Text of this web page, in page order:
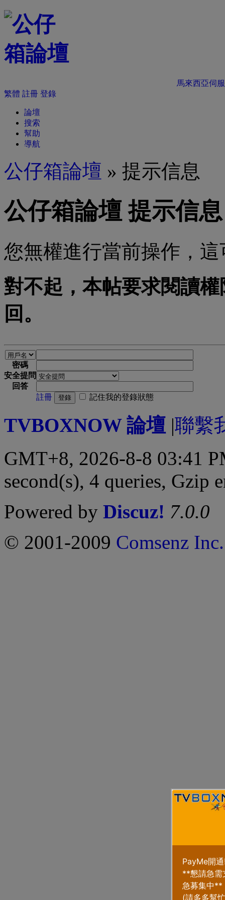
馬來西亞伺
繁體 註冊 登錄
論壇
搜索
幫助
導航
公仔箱論壇 » 提示信息
公仔箱論壇 提示信息
您無權進行當前操作，
對不起，本帖要求閱讀
回。
密碼
安全提問
回答
註冊
登錄 記住我的登錄狀態
TVBOXNOW 論壇 |聯繫
GMT+8, 2026-8-8 03:41
second(s), 4 queries, Gzip
Powered by Discuz! 7.0.0
© 2001-2009 Comsenz Inc.